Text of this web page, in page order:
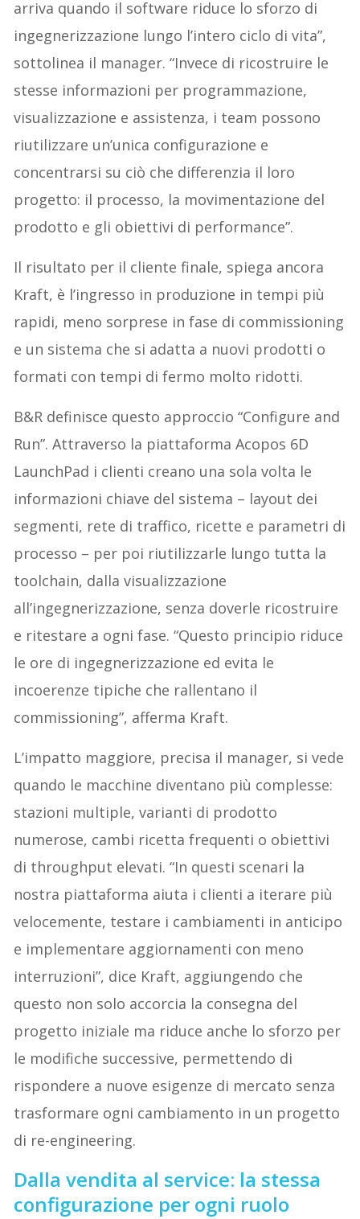
arriva quando il software riduce lo sforzo di
ingegnerizzazione lungo l’intero ciclo di vita”,
sottolinea il manager. “Invece di ricostruire le
stesse informazioni per programmazione,
visualizzazione e assistenza, i team possono
riutilizzare un’unica configurazione e
concentrarsi su ciò che differenzia il loro
progetto: il processo, la movimentazione del
prodotto e gli obiettivi di performance”.
Il risultato per il cliente finale, spiega ancora
Kraft, è l’ingresso in produzione in tempi più
rapidi, meno sorprese in fase di commissioning
e un sistema che si adatta a nuovi prodotti o
formati con tempi di fermo molto ridotti.
B&R definisce questo approccio “Configure and
Run”. Attraverso la piattaforma Acopos 6D
LaunchPad i clienti creano una sola volta le
informazioni chiave del sistema – layout dei
segmenti, rete di traffico, ricette e parametri di
processo – per poi riutilizzarle lungo tutta la
toolchain, dalla visualizzazione
all’ingegnerizzazione, senza doverle ricostruire
e ritestare a ogni fase. “Questo principio riduce
le ore di ingegnerizzazione ed evita le
incoerenze tipiche che rallentano il
commissioning”, afferma Kraft.
L’impatto maggiore, precisa il manager, si vede
quando le macchine diventano più complesse:
stazioni multiple, varianti di prodotto
numerose, cambi ricetta frequenti o obiettivi
di throughput elevati. “In questi scenari la
nostra piattaforma aiuta i clienti a iterare più
velocemente, testare i cambiamenti in anticipo
e implementare aggiornamenti con meno
interruzioni”, dice Kraft, aggiungendo che
questo non solo accorcia la consegna del
progetto iniziale ma riduce anche lo sforzo per
le modifiche successive, permettendo di
rispondere a nuove esigenze di mercato senza
trasformare ogni cambiamento in un progetto
di re-engineering.
Dalla vendita al service: la stessa
configurazione per ogni ruolo